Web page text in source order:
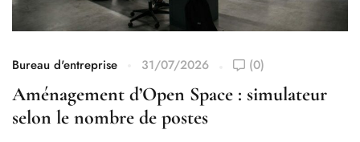
Bureau d'entreprise 31/07/2026 (0)
Aménagement d’Open Space : simulateur
selon le nombre de postes